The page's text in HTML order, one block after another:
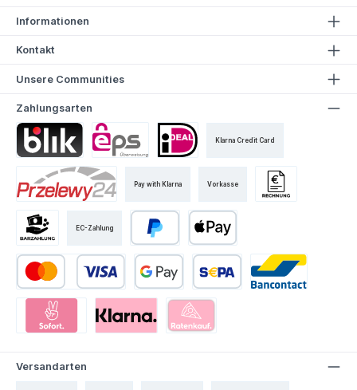
Informationen
Kontakt
Unsere Communities
Zahlungsarten
Klarna Credit Card
Pay with Klarna Vorkasse
EC-Zahlung
Versandarten